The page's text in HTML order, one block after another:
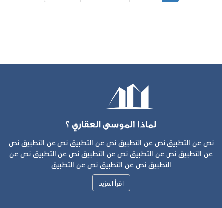
نص عن التطبيق نص عن التطبيق نص عن التطبيق نص عن التطبيق نص
عن التطبيق نص عن التطبيق نص عن التطبيق نص عن التطبيق نص عن
التطبيق نص عن التطبيق نص عن التطبيق
اقرأ المزيد